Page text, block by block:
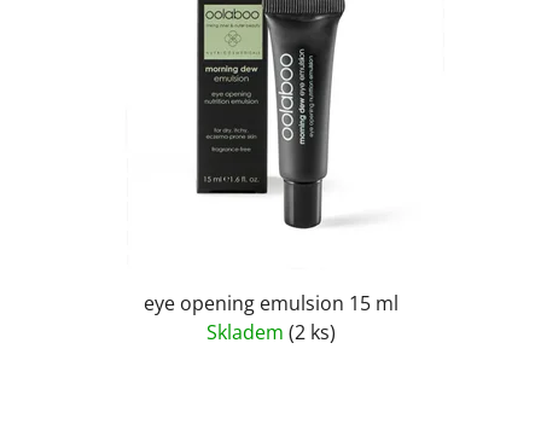
eye opening emulsion 15 ml
Skladem (2 ks)